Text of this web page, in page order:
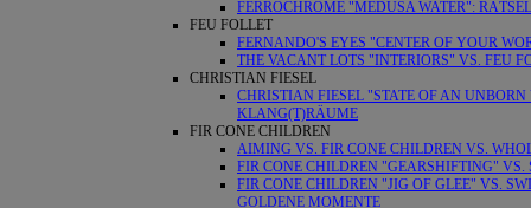
FERROCHROME "MEDUSA WATER":
FEU FOLLET
FERNANDO'S EYES "CENTER OF YOUR
THE VACANT LOTS "INTERIORS" VS. FEU
CHRISTIAN FIESEL
CHRISTIAN FIESEL "STATE OF AN
KLANG(T)RÄUME
FIR CONE CHILDREN
AIMING VS. FIR CONE CHILDREN VS.
FIR CONE CHILDREN "GEARSHIFTING"
FIR CONE CHILDREN "JIG OF GLEE" VS.
GOLDENE MOMENTE